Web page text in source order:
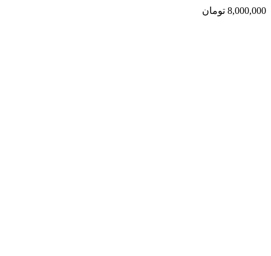
8,000,000 تومان